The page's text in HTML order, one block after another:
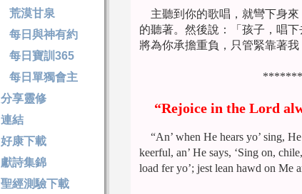
主聽到你的歌唱，就彎下身來
的聽著。然後說：「孩子，唱
將為你承擔重負，只管緊靠著我
“Rejoice in the Lord
“An’ when He hears yo’ sing,
keerful, an’ He says, ‘Sing on, chile
load fer yo’; jest lean hawd on Me
荒漠甘泉
每日與神有約
每日寶訓365
每日單獨會主
分享靈修
連結
好康下載
獻詩集錦
聖經測驗下載